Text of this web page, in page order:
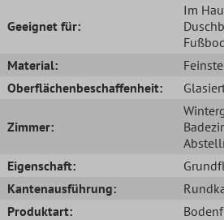
Geeignet für:
Im
Material:
Oberflächenbeschaffenheit:
Zimmer:
Eigenschaft:
Kantenausführung:
Produktart: